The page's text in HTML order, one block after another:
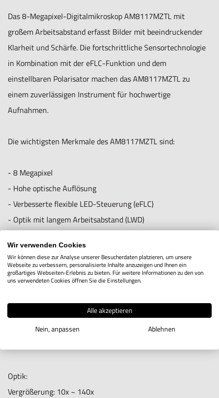
Optik:
Vergrößerung: 10x ~ 140x
Arbeitsabstand: 238,3 ~ 33,5 mm
Sensor:
Sensor-Typ: CMOS
Maximale Bildrate: 10 fps bei 8,0 MP, MJPEG 25 fps bei 2,0
Kompatibilität:
Schnittstelle: USB 2.0
Betriebssystem: Windows 10/11
Unterstützte Bildformate (Windows): BMP, GIF, PNG, MNG,
TIF, TGA, PCX, WBMP, JP2, JPC, JPG, PGX, RAS, PNM
Unterstützte Videoformate (Windows): WMV, FLV, SWF
Gehäusematerial: Metallgehäuse
Abmessungen: 130 mm (H) x 33 mm (T)
Merkmale:
Messung: Ja
Das 8-Megapixel-Digitalmikroskop AM8117MZTL mit
großem Arbeitsabstand erfasst Bilder mit beeindruckender
Klarheit und Schärfe. Die fortschrittliche Sensortechnologie
in Kombination mit der eFLC-Funktion und dem
einstellbaren Polarisator machen das AM8117MZTL zu
einem zuverlässigen Instrument für hochwertige
Aufnahmen.
Die wichtigsten Merkmale des AM8117MZTL sind:
- 8 Megapixel
- Hohe optische Auflösung
- Verbesserte flexible LED-Steuerung (eFLC)
- Optik mit langem Arbeitsabstand (LWD)
- Robustes Metallgehäuse
- 10x ~ 140x Vergrößerung (Randschatten treten unter 25x
bei der Vorschau in 16:9-Fenstern auf.)
Licht / LED-Typ: Weiß
Optik:
Vergrößerung: 10x ~ 140x
Wir verwenden Cookies
Wir können diese zur Analyse unserer Besucherdaten platzieren, um unsere
Webseite zu verbessern, personalisierte Inhalte anzuzeigen und Ihnen ein
großartiges Webseiten-Erlebnis zu bieten. Für weitere Informationen zu den von
uns verwendeten Cookies öffnen Sie die Einstellungen.
Alle akzeptieren
Nein, anpassen
Ablehnen